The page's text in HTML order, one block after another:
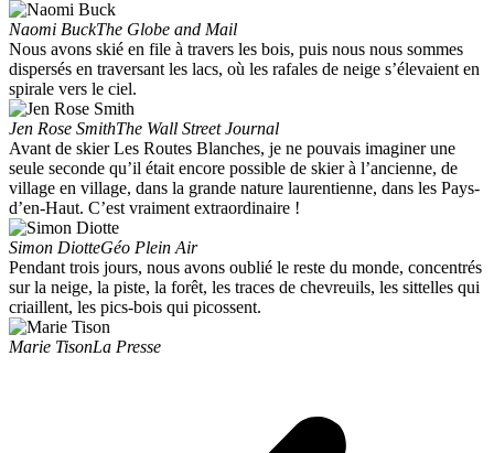
Naomi BuckThe Globe and Mail
Nous avons skié en file à travers les bois, puis nous nous sommes
dispersés en traversant les lacs, où les rafales de neige s’élevaient en
spirale vers le ciel.
Jen Rose SmithThe Wall Street Journal
Avant de skier Les Routes Blanches, je ne pouvais imaginer une
seule seconde qu’il était encore possible de skier à l’ancienne, de
village en village, dans la grande nature laurentienne, dans les Pays-
d’en-Haut. C’est vraiment extraordinaire !
Simon DiotteGéo Plein Air
Pendant trois jours, nous avons oublié le reste du monde, concentrés
sur la neige, la piste, la forêt, les traces de chevreuils, les sittelles qui
criaillent, les pics-bois qui picossent.
Marie TisonLa Presse